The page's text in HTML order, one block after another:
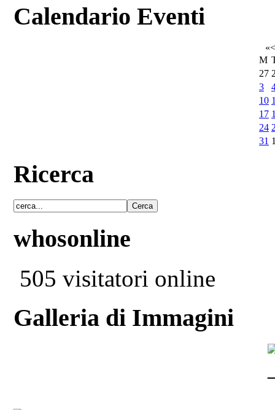
Calendario Eventi
«<
M
27
3
10
17
24
31
Ricerca
whosonline
505 visitatori online
Galleria di Immagini